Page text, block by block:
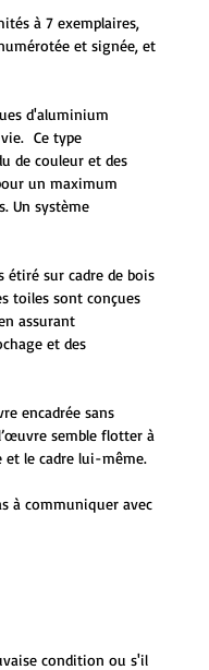
à 7 exemplaires,
et signée, et
d'aluminium
Ce type
de couleur et des
un maximum
Un système
étiré sur cadre de bois
toiles sont conçues
assurant
et des
encadrée sans
semble flotter à
et le cadre lui-même.
à communiquer avec
condition ou s'il